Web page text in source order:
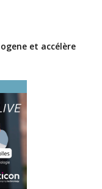
et accélère